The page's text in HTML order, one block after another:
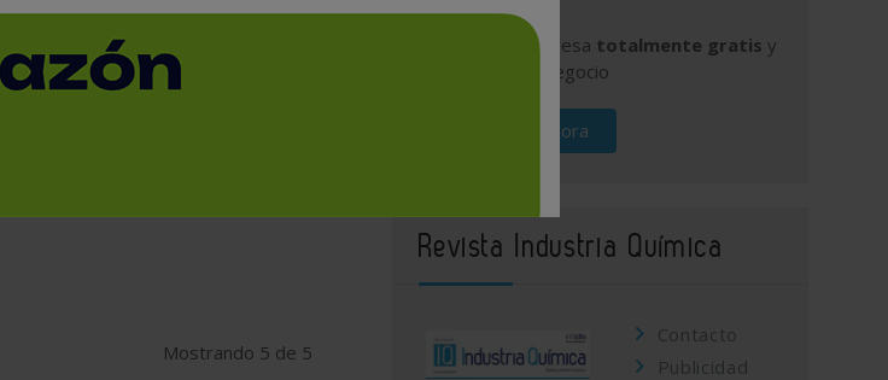
PROVINCIA
Mostrando 5 de 5
Publique su empresa totalmente gratis y
promocione su negocio
Regístrese ahora
Revista Industria Química
Contacto
Publicidad